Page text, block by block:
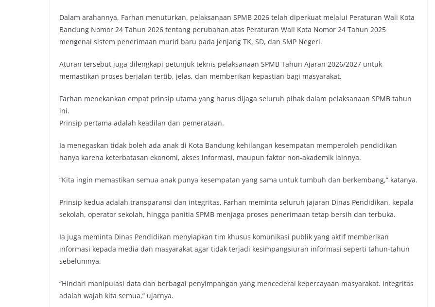
Dalam arahannya, Farhan menuturkan, pelaksanaan SPMB 2026 telah diperkuat melalui Peraturan Wali Kota
Bandung Nomor 24 Tahun 2026 tentang perubahan atas Peraturan Wali Kota Nomor 24 Tahun 2025
mengenai sistem penerimaan murid baru pada jenjang TK, SD, dan SMP Negeri.
Aturan tersebut juga dilengkapi petunjuk teknis pelaksanaan SPMB Tahun Ajaran 2026/2027 untuk
memastikan proses berjalan tertib, jelas, dan memberikan kepastian bagi masyarakat.
Farhan menekankan empat prinsip utama yang harus dijaga seluruh pihak dalam pelaksanaan SPMB tahun
ini.
Prinsip pertama adalah keadilan dan pemerataan.
Ia menegaskan tidak boleh ada anak di Kota Bandung kehilangan kesempatan memperoleh pendidikan
hanya karena keterbatasan ekonomi, akses informasi, maupun faktor non-akademik lainnya.
“Kita ingin memastikan semua anak punya kesempatan yang sama untuk tumbuh dan berkembang,” katanya.
Prinsip kedua adalah transparansi dan integritas. Farhan meminta seluruh jajaran Dinas Pendidikan, kepala
sekolah, operator sekolah, hingga panitia SPMB menjaga proses penerimaan tetap bersih dan terbuka.
Ia juga meminta Dinas Pendidikan menyiapkan tim khusus komunikasi publik yang aktif memberikan
informasi kepada media dan masyarakat agar tidak terjadi kesimpangsiuran informasi seperti tahun-tahun
sebelumnya.
“Hindari manipulasi data dan berbagai penyimpangan yang mencederai kepercayaan masyarakat. Integritas
adalah wajah kita semua,” ujarnya.